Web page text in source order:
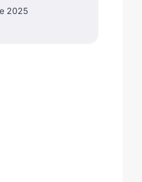
2025